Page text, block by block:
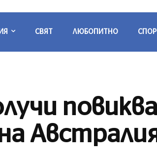
СВЯТ ЛЮБОПИТНО